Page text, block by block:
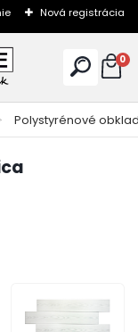
Nová registrácia
0
Polystyrénové